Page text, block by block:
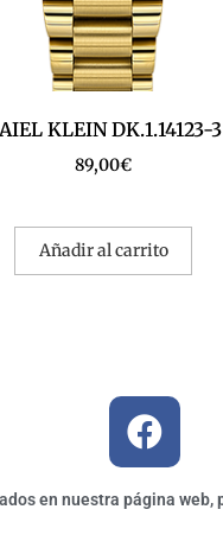
KLEIN DK.1.14123-3
89,00€
Añadir al carrito
en nuestra página